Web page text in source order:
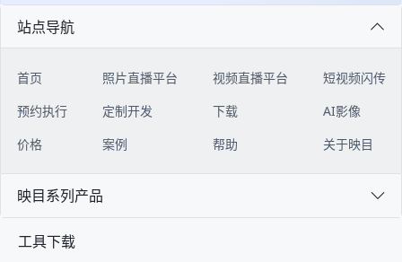
站点导航
首页
预约执行
价格
照片直播平台
定制开发
案例
视频直播平台
下载
帮助
短视频闪传
AI影像
关于映目
映目系列产品
工具下载